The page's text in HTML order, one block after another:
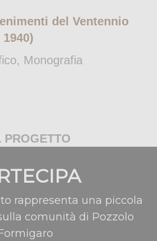
del Ventennio
Monografia
PROGETTO
rappresenta una piccola
comunità di Pozzolo